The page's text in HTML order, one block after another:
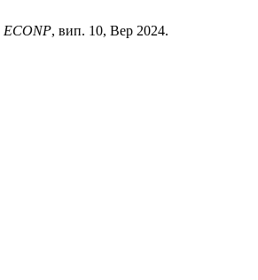
ECONP, вип. 10, Вер 2024.